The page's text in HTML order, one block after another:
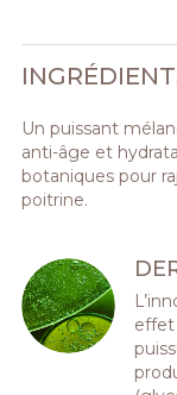
Un puissant
anti-âge et
botaniques pour
poitrine.
effet